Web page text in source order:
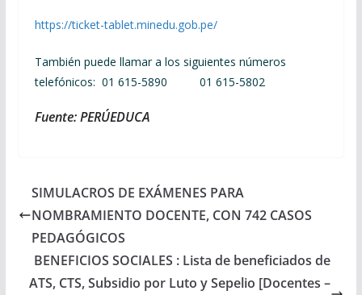
https://ticket-tablet.minedu.gob.pe/
También puede llamar a los siguientes números
telefónicos: 01 615-5890 01 615-5802
Fuente: PERÚEDUCA
SIMULACROS DE EXÁMENES PARA
NOMBRAMIENTO DOCENTE, CON 742 CASOS
PEDAGÓGICOS
BENEFICIOS SOCIALES : Lista de beneficiados de
ATS, CTS, Subsidio por Luto y Sepelio [Docentes –